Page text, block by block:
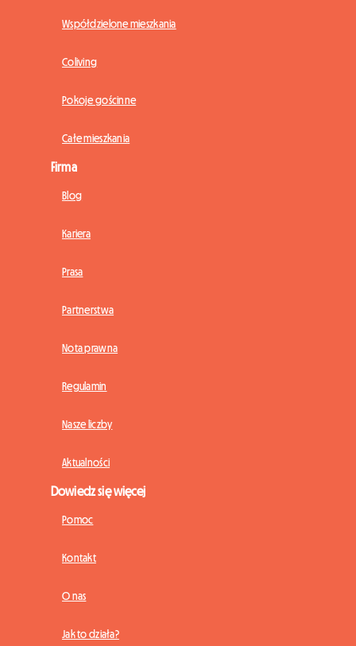
Współdzielone mieszkania
Coliving
Pokoje gościnne
Całe mieszkania
Firma
Blog
Kariera
Prasa
Partnerstwa
Nota prawna
Regulamin
Nasze liczby
Aktualności
Dowiedz się więcej
Pomoc
Kontakt
O nas
Jak to działa?